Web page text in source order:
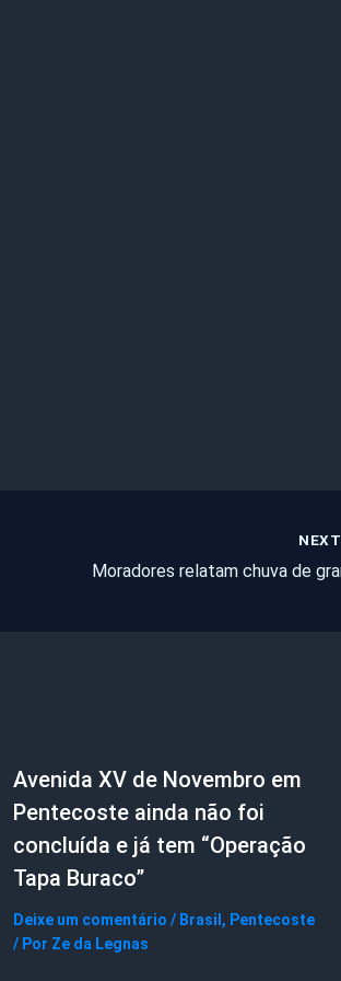
NEXT
Avenida XV de Novembro em
Pentecoste ainda não foi
concluída e já tem “Operação
Tapa Buraco”
Deixe um comentário / Brasil , Pentecoste
/ Por Ze da Legnas